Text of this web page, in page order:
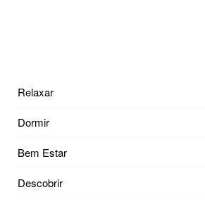
Relaxar
Dormir
Bem Estar
Descobrir